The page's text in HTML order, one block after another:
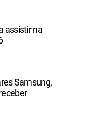
assistir na
Samsung,